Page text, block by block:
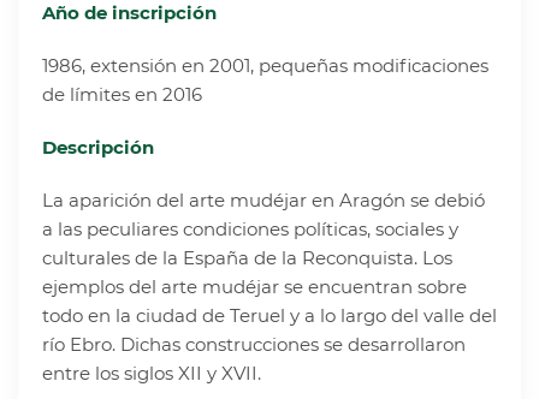
Año de inscripción
1986, extensión en 2001, pequeñas modificaciones
de límites en 2016
Descripción
La aparición del arte mudéjar en Aragón se debió
a las peculiares condiciones políticas, sociales y
culturales de la España de la Reconquista. Los
ejemplos del arte mudéjar se encuentran sobre
todo en la ciudad de Teruel y a lo largo del valle del
río Ebro. Dichas construcciones se desarrollaron
entre los siglos XII y XVII.